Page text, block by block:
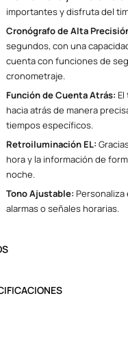
importantes y disfruta del
Cronógrafo de Alta
segundos, con una
cuenta con funciones de
cronometraje.
Función de Cuenta Atrás:
hacia atrás de manera
tiempos específicos.
Retroiluminación EL:
hora y la información de
noche.
Tono Ajustable:
alarmas o señales horarias.